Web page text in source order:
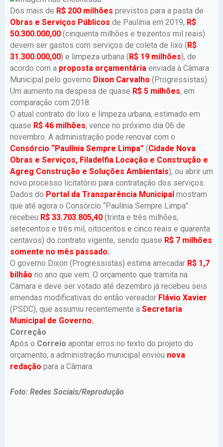
Dos mais de R$ 200 milhões previstos para a pasta de
Obras e Serviços Públicos de Paulínia em 2019, R$
50.300.000,00 (cinquenta milhões e trezentos mil reais)
devem ser gastos com serviços de coleta de lixo ( R$
31.300.000,00) e limpeza urbana ( R$ 19 milhões), de
acordo com a proposta orçamentária enviada à Câmara
Municipal pelo governo Dixon Carvalho (Progressistas).
Um aumento na despesa de quase R$ 5 milhões, em
comparação com 2018.
O atual contrato do lixo e limpeza urbana, estimado em
quase R$ 46 milhões, vence no próximo dia 06 de
novembro. A administração pode renovar com o
Consórcio “Paulínia Sempre Limpa” (Cidade Nova
Obras e Serviços, Filadelfia Locação e Construção e
Agreg Construção e Soluções Ambientais), ou abrir um
novo processo licitatório para contratação dos serviços.
Dados do Portal da Transparência Municipal mostram
que até agora o Consórcio “Paulínia Sempre Limpa”
recebeu R$ 33.703.805,40 (trinta e três milhões,
setecentos e três mil, oitocentos e cinco reais e quarenta
centavos) do contrato vigente, sendo quase R$ 7 milhões
somente no mês passado.
O governo Dixon (Progressistas) estima arrecadar R$ 1,7
bilhão no ano que vem. O orçamento que tramita na
Câmara e deve ser votado até dezembro já recebeu seis
emendas modificativas do então vereador Flávio Xavier
(PSDC), que assumiu recentemente a Secretaria
Municipal de Governo.
Correção
Após o Correio apontar erros no texto do projeto do
orçamento, a administração municipal enviou nova
redação para a Câmara.
Foto: Redes Sociais/Reprodução